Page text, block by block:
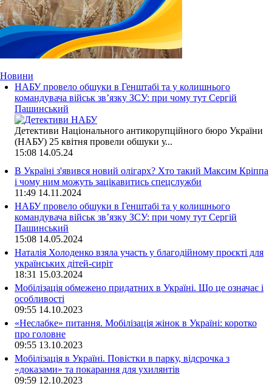
Новини
НАБУ провело обшуки в Генштабі та у колишнього
командувача військ зв’язку ЗСУ: при чому тут Сергій
Пашинський
Детективи Національного антикорупційного бюро України
(НАБУ) 25 квітня провели обшуки у...
15:08 14.05.24
В Україні з'явився новий олігарх? Хто такий Максим Кріппа
і чому ним можуть зацікавитись спецслужби
11:49 14.11.2024
НАБУ провело обшуки в Генштабі та у колишнього
командувача військ зв’язку ЗСУ: при чому тут Сергій
Пашинський
15:08 14.05.2024
Наталія Холоденко взяла участь у благодійному проєкті для
українських дітей-сиріт
18:31 15.03.2024
Мобілізація обмежено придатних в Україні. Що це означає і
особливості
09:55 14.10.2023
«Неслабке» питання. Мобілізація жінок в Україні: коротко
про головне
09:55 13.10.2023
Мобілізація в Україні. Повістки в парку, відсрочка з
«доказами» та покарання для ухилянтів
09:59 12.10.2023